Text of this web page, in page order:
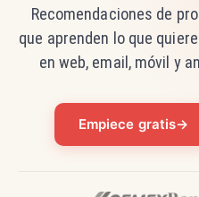
Recomendaciones de
que aprenden lo que
en web, email, móvil y
Empiece gratis→